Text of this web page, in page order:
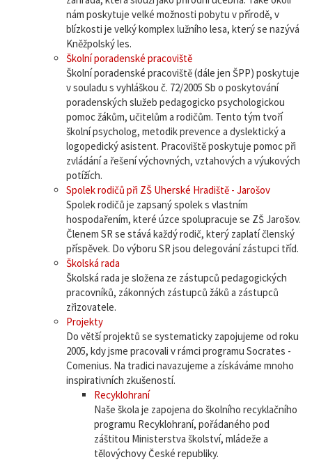
nám poskytuje velké možnosti pobytu v přírodě, v
blízkosti je velký komplex lužního lesa, který se nazývá
Kněžpolský les.
Školní poradenské pracoviště
Školní poradenské pracoviště (dále jen ŠPP) poskytuje
v souladu s vyhláškou č. 72/2005 Sb o poskytování
poradenských služeb pedagogicko psychologickou
pomoc žákům, učitelům a rodičům. Tento tým tvoří
školní psycholog, metodik prevence a dyslektický a
logopedický asistent. Pracoviště poskytuje pomoc při
zvládání a řešení výchovných, vztahových a výukových
potížích.
Spolek rodičů při ZŠ Uherské Hradiště - Jarošov
Spolek rodičů je zapsaný spolek s vlastním
hospodařením, které úzce spolupracuje se ZŠ Jarošov.
Členem SR se stává každý rodič, který zaplatí členský
příspěvek. Do výboru SR jsou delegování zástupci tříd.
Školská rada
Školská rada je složena ze zástupců pedagogických
pracovníků, zákonných zástupců žáků a zástupců
zřizovatele.
Projekty
Do větší projektů se systematicky zapojujeme od roku
2005, kdy jsme pracovali v rámci programu Socrates -
Comenius. Na tradici navazujeme a získáváme mnoho
inspirativních zkušeností.
Recyklohraní
Naše škola je zapojena do školního recyklačního
programu Recyklohraní, pořádaného pod
záštitou Ministerstva školství, mládeže a
tělovýchovy České republiky.